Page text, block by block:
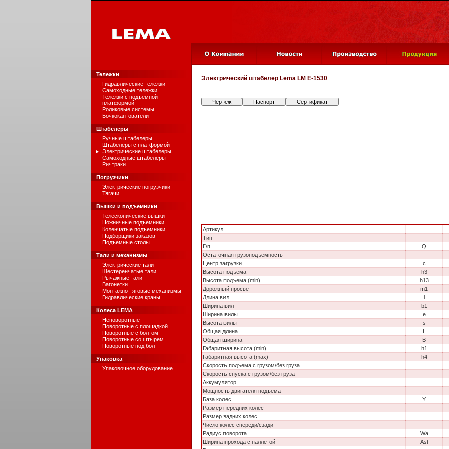
Тележки
Гидравлические тележки
Самоходные тележки
Тележки с подъемной
платформой
Роликовые системы
Бочкокантователи
Штабелеры
Ручные штабелеры
Штабелеры с платформой
Электрические штабелеры
Самоходные штабелеры
Ричтраки
Погрузчики
Электрические погрузчики
Тягачи
Вышки и подъемники
Телескопические вышки
Ножничные подъемники
Коленчатые подъемники
Подборщики заказов
Подъемные столы
Тали и механизмы
Электрические тали
Шестеренчатые тали
Рычажные тали
Вагонетки
Монтажно-тяговые механизмы
Гидравлические краны
Колеса LEMA
Неповоротные
Поворотные с площадкой
Поворотные с болтом
Поворотные со штырем
Поворотные под болт
Упаковка
Упаковочное оборудование
Электрический штабелер Lema LM E-1530
Чертеж Паспорт Сертификат
Артикул
Тип
Г/п
Q
Остаточная грузоподъемность
Центр загрузки
c
Высота подъема
h3
Высота подъема (min)
h13
Дорожный просвет
m1
Длина вил
l
Ширина вил
b1
Ширина вилы
e
Высота вилы
s
Общая длина
L
Общая ширина
B
Габаритная высота (min)
h1
Габаритная высота (max)
h4
Скорость подъема с грузом/без груза
Скорость спуска с грузом/без груза
Аккумулятор
Мощность двигателя подъема
База колес
Y
Размер передних колес
Размер задних колес
Число колес спереди/сзади
Радиус поворота
Wa
Ширина прохода с паллетой
Ast